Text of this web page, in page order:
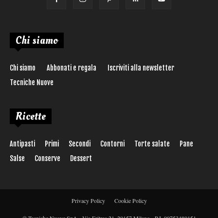
Chi siamo
Chi siamo Abbonati e regala
Iscriviti alla newsletter
Tecniche Nuove
Ricette
Antipasti Primi Secondi Contorni Torte salate
Pane
Salse
Conserve Dessert
Privacy Policy Cookie Policy